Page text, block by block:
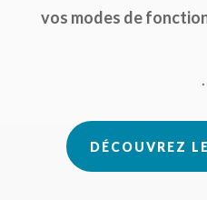
vos modes de
.
DÉCOUVREZ